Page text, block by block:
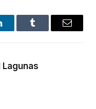
Tumblr Email